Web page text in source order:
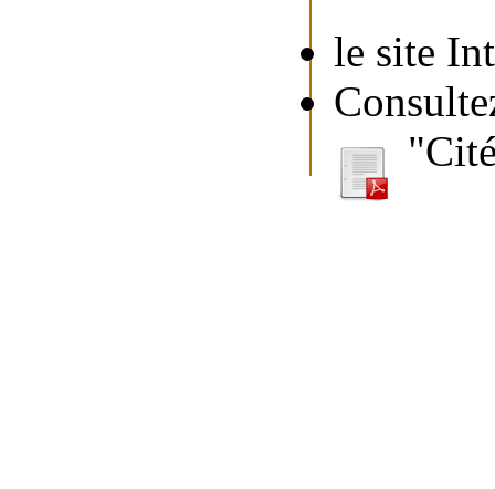
le site